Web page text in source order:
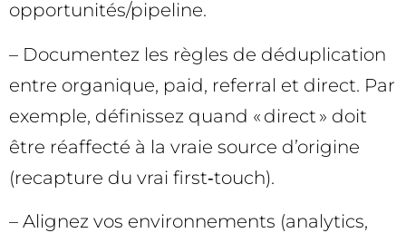
opportunités/pipeline.
– Documentez les règles de déduplication
entre organique, paid, referral et direct. Par
exemple, définissez quand « direct » doit
être réaffecté à la vraie source d’origine
(recapture du vrai first‑touch).
– Alignez vos environnements (analytics,